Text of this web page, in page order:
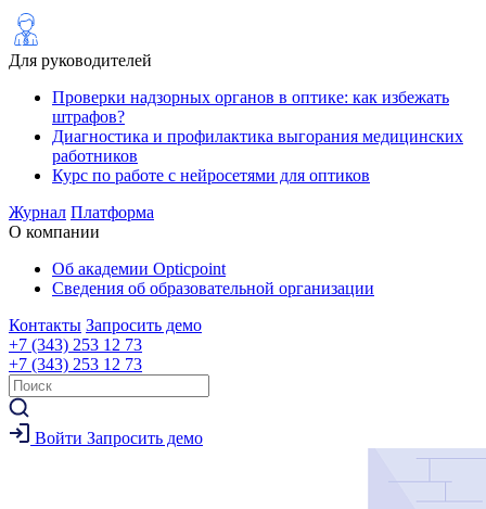
Для руководителей
Проверки надзорных органов в оптике: как избежать
штрафов?
Диагностика и профилактика выгорания медицинских
работников
Курс по работе с нейросетями для оптиков
Журнал Платформа
О компании
Об академии Opticpoint
Сведения об образовательной организации
Контакты Запросить демо
+7 (343) 253 12 73
+7 (343) 253 12 73
Войти Запросить демо